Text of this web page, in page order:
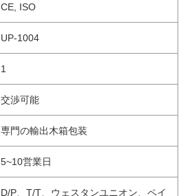
CE, ISO
UP-1004
1
交渉可能
専門の輸出木箱包装
5~10営業日
D/P、T/T、ウェスタンユニオン、ペイ